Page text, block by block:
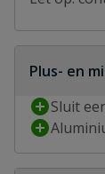
Plus- en
Sluit